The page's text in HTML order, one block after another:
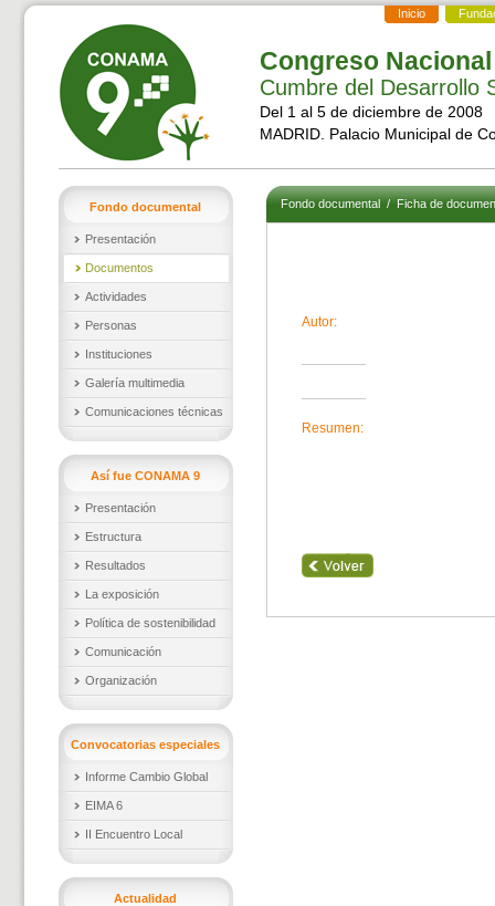
Inicio
Congreso
Cumbre del Desarrollo
Del 1 al 5 de diciembre de 2008
MADRID. Palacio Municipal de
Fondo documental
Presentación
Documentos
Actividades
Personas
Instituciones
Galería multimedia
Comunicaciones técnicas
Así fue CONAMA 9
Presentación
Estructura
Resultados
La exposición
Política de sostenibilidad
Comunicación
Organización
Convocatorias especiales
Informe Cambio Global
EIMA 6
II Encuentro Local
Actualidad
Fondo documental/Ficha de
Autor:
Resumen: